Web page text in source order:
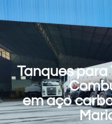
Tanques para
em aço